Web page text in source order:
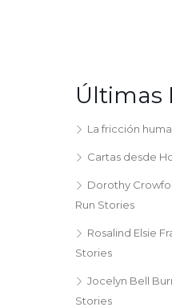
Últimas
La fricción
Cartas desde
Dorothy
Run Stories
Rosalind Elsie
Stories
Jocelyn Bell
Stories